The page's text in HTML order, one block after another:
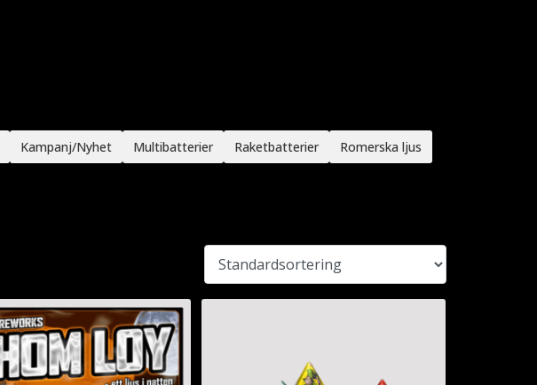
Kampanj/Nyhet Multibatterier Raketbatterier
Romerska ljus